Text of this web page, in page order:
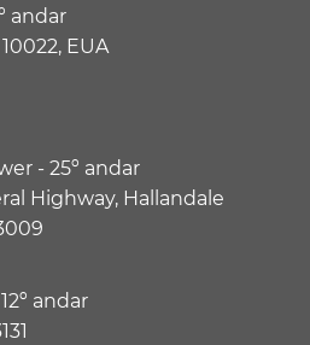
andar
EUA
- 25º andar
Highway, Hallandale
andar